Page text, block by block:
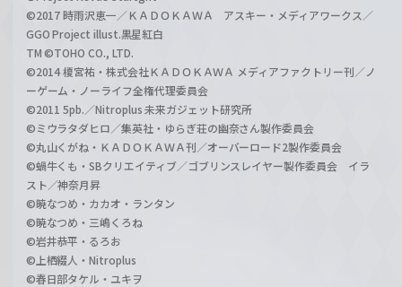
©2017 時雨沢恵一／ＫＡＤＯＫＡＷＡ アスキー・メディアワークス／
GGO Project illust.黒星紅白
TM ©TOHO CO., LTD.
©2014 榎宮祐・株式会社ＫＡＤＯＫＡＷＡ メディアファクトリー刊／ノ
ーゲーム・ノーライフ全権代理委員会
©2011 5pb.／Nitroplus 未来ガジェット研究所
©ミウラタダヒロ／集英社・ゆらぎ荘の幽奈さん製作委員会
©丸山くがね・ＫＡＤＯＫＡＷＡ刊／オーバーロード2製作委員会
©蝸牛くも・SBクリエイティブ／ゴブリンスレイヤー製作委員会 イラ
スト／神奈月昇
©暁なつめ・カカオ・ランタン
©暁なつめ・三嶋くろね
©岩井恭平・るろお
©上栖綴人・Nitroplus
©春日部タケル・ユキヲ